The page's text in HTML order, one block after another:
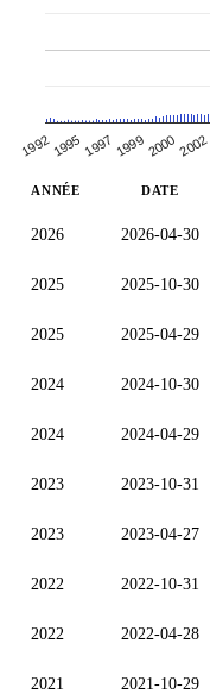
19921995 1997 199920002002
ANNÉE DATE
2026 2026-04-30
2025 2025-10-30
2025 2025-04-29
2024 2024-10-30
2024 2024-04-29
2023 2023-10-31
2023 2023-04-27
2022 2022-10-31
2022 2022-04-28
2021 2021-10-29